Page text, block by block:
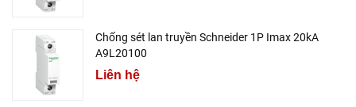
Chống sét lan truyền Schneider 1P Imax 20kA
A9L20100
Liên hệ